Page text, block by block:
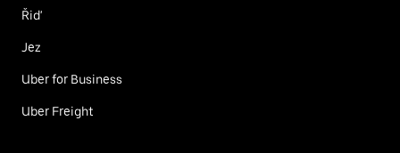
Řiď
Jez
Uber for Business
Uber Freight